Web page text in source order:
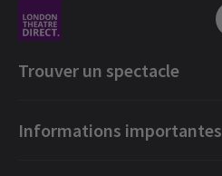
Trouver un spectacle
Londres Comédies musicales
Informations importantes